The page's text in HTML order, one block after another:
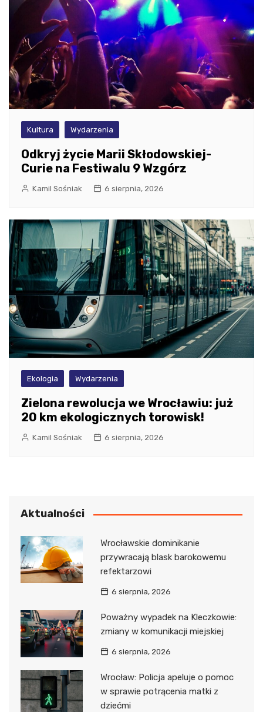
Kultura Wydarzenia
Odkryj życie Marii Skłodowskiej-
Curie na Festiwalu 9 Wzgórz
Kamil Sośniak 6 sierpnia, 2026
Ekologia Wydarzenia
Zielona rewolucja we Wrocławiu: już
20 km ekologicznych torowisk!
Kamil Sośniak 6 sierpnia, 2026
Aktualności
Wrocławskie dominikanie
przywracają blask barokowemu
refektarzowi
6 sierpnia, 2026
Poważny wypadek na Kleczkowie:
zmiany w komunikacji miejskiej
6 sierpnia, 2026
Wrocław: Policja apeluje o pomoc
w sprawie potrącenia matki z
dziećmi